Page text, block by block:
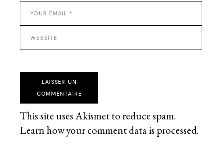
LAISSER UN
COMMENTAIRE
This site uses Akismet to reduce spam.
Learn how your comment data is processed.